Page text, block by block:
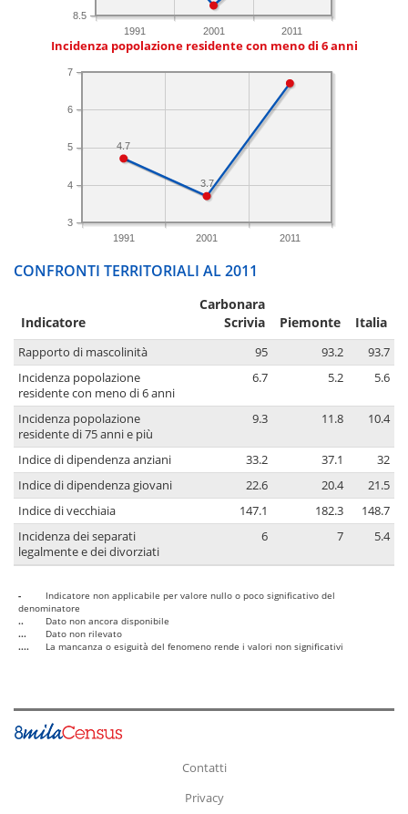
1991 2001 2011
8.5
Incidenza popolazione residente con meno di 6 anni
1991 2001 2011
3
4
5
6
7
3.7
4.7
CONFRONTI TERRITORIALI AL 2011
Indicatore
Carbonara
Scrivia
Piemonte Italia
Rapporto di mascolinità 95 93.2
93.7
Incidenza popolazione
residente con meno di 6 anni
6.7 5.2 5.6
Incidenza popolazione
residente di 75 anni e più
9.3 11.8 10.4
Indice di dipendenza anziani 33.2 37.1
32
Indice di dipendenza giovani
22.6 20.4
21.5
Indice di vecchiaia
147.1 182.3
148.7
Incidenza dei separati
legalmente e dei divorziati
6 7 5.4
-
Indicatore non applicabile per valore nullo o poco significativo del
denominatore
..
Dato non ancora disponibile
...
Dato non rilevato
....
La mancanza o esiguità del fenomeno rende i valori non significativi
Contatti
Privacy